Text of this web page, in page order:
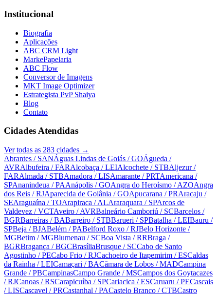
Institucional
Biografia
Aplicações
ABC CRM Light
MarkePapelaria
ABC Flow
Conversor de Imagens
MKT Image Optimizer
Estrategista PvP Shaiya
Blog
Contato
Cidades Atendidas
Ver todas as 283 cidades →
Abrantes / SANÁguas Lindas de Goiás / GOÁgueda /
AVRAlbufeira / FARAlcobaça / LEIAlcochete / STBAljezur/
FARAlmada / STBAmadora / LISAmarante / PRTAmericana /
SPAnanindeua / PAAnápolis / GOAngra do Heroísmo / AZOAngra
dos Reis / RJAparecida de Goiânia / GOApucarana / PRAracaju /
SEAraguaína / TOArapiraca / ALAraraquara / SPArcos de
Valdevez / VCTAveiro / AVRBalneário Camboriú / SCBarcelos /
BGRBarreiras / BABarreiro / STBBarueri / SPBatalha / LEIBauru /
SPBeja / BJABelém / PABelford Roxo / RJBelo Horizonte /
MGBetim / MGBlumenau / SCBoa Vista / RRBraga /
BGRBragança / BGCBrasíliaBrusque / SCCabo de Santo
Agostinho / PECabo Frio / RJCachoeiro de Itapemirim / ESCaldas
da Rainha / LEICamaçari / BACâmara de Lobos / MADCampina
Grande / PBCampinasCampo Grande / MSCampos dos Goytacazes
/ RJCanoas / RSCarapicuíba / SPCariacica / ESCaruaru / PECascais
/ LISCascavel / PRCastanhal / PACastelo Branco / CTBCastro